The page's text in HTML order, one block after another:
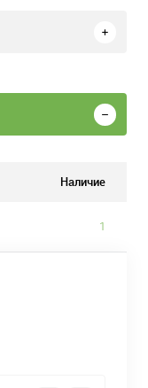
Наличие
1